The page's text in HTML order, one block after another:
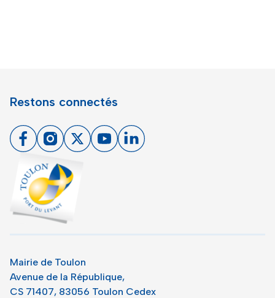
Restons connectés
FacebookInstagram
X YoutubeLinkedin
Mairie de Toulon
Avenue de la République,
CS 71407, 83056 Toulon Cedex